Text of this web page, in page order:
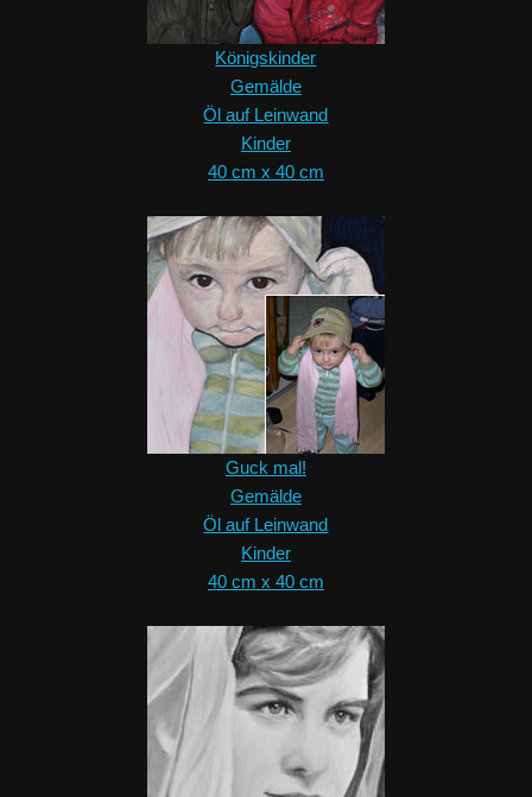
Königskinder
Gemälde
Öl auf Leinwand
Kinder
40 cm x 40 cm
Guck mal!
Gemälde
Öl auf Leinwand
Kinder
40 cm x 40 cm